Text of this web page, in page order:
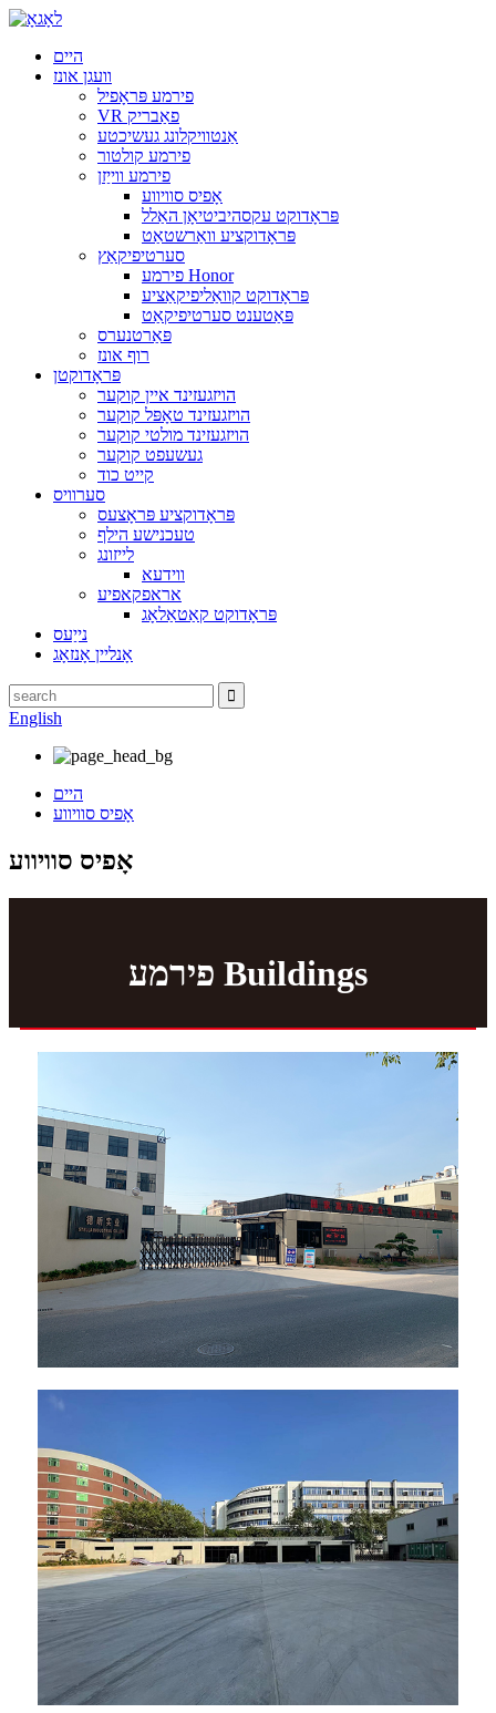
היים
וועגן אונז
פירמע פּראָפיל
VR פאַבריק
אַנטוויקלונג געשיכטע
פירמע קולטור
פירמע ווייַזן
אָפיס סוויווע
פּראָדוקט עקסהיביטיאָן האַלל
פּראָדוקציע וואַרשטאַט
סערטיפיקאַץ
פירמע Honor
פּראָדוקט קוואַליפיקאַציע
פּאַטענט סערטיפיקאַט
פּאַרטנערס
רוף אונז
פּראָדוקטן
הויזגעזינד איין קוקער
הויזגעזינד טאָפּל קוקער
הויזגעזינד מולטי קוקער
געשעפט קוקער
קייט כוד
סערוויס
פּראָדוקציע פּראָצעס
טעכנישע הילף
לייזונג
ווידעא
אראפקאפיע
פּראָדוקט קאַטאַלאָג
נייַעס
אָנליין אָנזאָג
English
היים
אָפיס סוויווע
אָפיס סוויווע
פירמע Buildings